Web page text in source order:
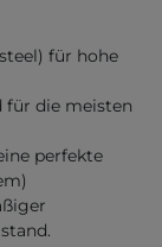
für hohe
für die meisten
perfekte